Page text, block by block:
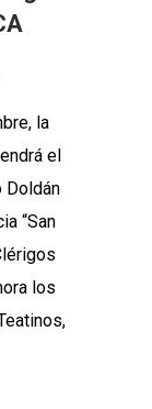
la
el
Doldán
“San
los